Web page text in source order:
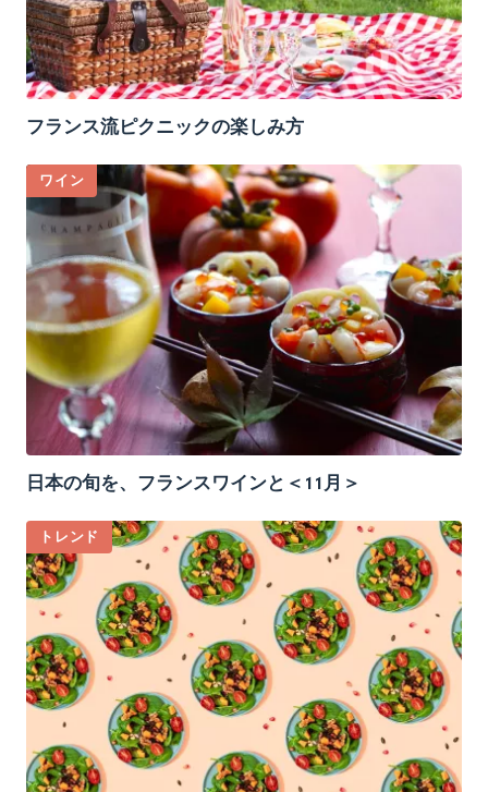
フランス流ピクニックの楽しみ方
ワイン
日本の旬を、フランスワインと＜11月＞
トレンド